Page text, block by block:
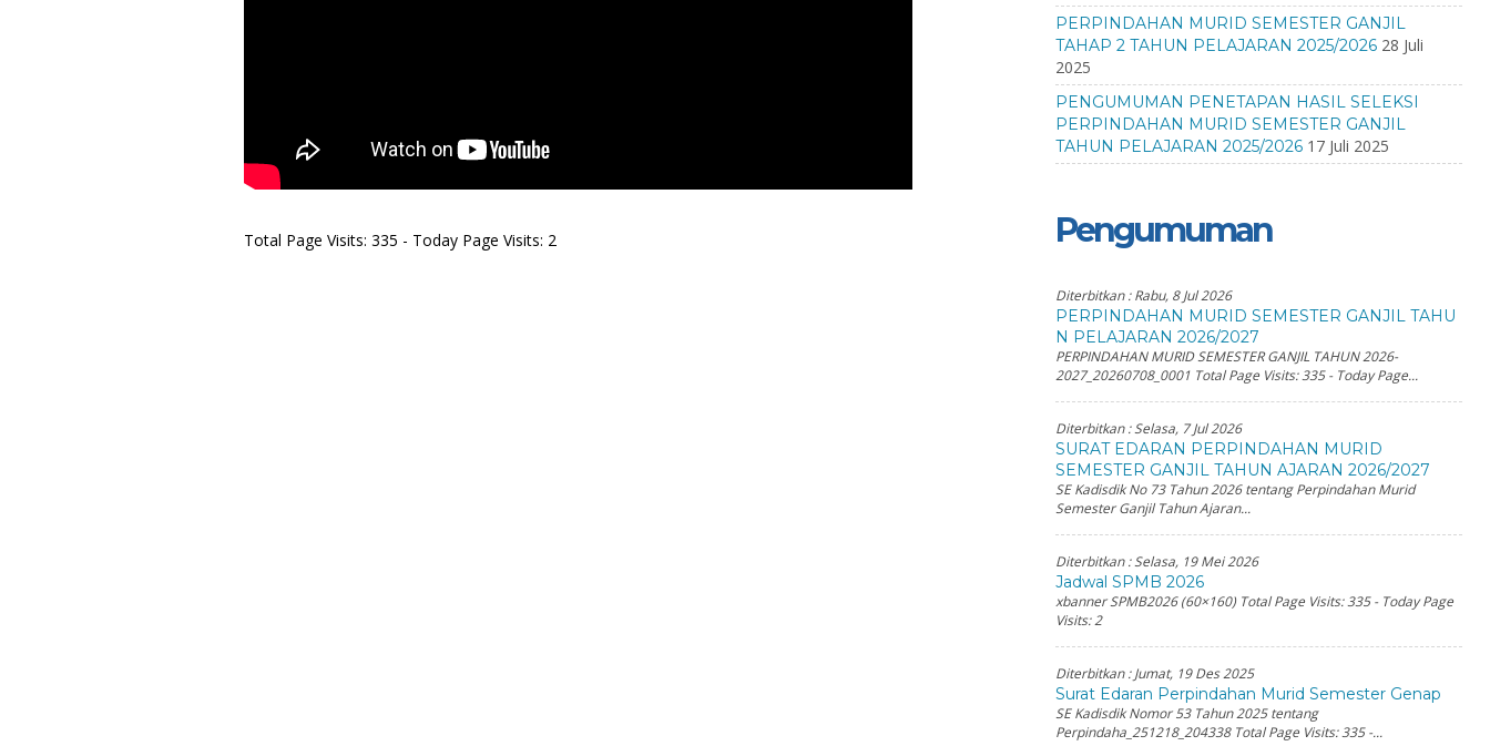
Total Page Visits: 335 - Today Page Visits: 2
PERPINDAHAN MURID SEMESTER GANJIL
TAHAP 2 TAHUN PELAJARAN 2025/2026 28 Juli
2025
PENGUMUMAN PENETAPAN HASIL SELEKSI
PERPINDAHAN MURID SEMESTER GANJIL
TAHUN PELAJARAN 2025/2026 17 Juli 2025
Pengumuman
Diterbitkan :Rabu, 8 Jul 2026
PERPINDAHAN MURID SEMESTER GANJIL TAHU
N PELAJARAN 2026/2027
PERPINDAHAN MURID SEMESTER GANJIL TAHUN 2026-
2027_20260708_0001 Total Page Visits: 335 - Today Page...
Diterbitkan :Selasa, 7 Jul 2026
SURAT EDARAN PERPINDAHAN MURID
SEMESTER GANJIL TAHUN AJARAN 2026/2027
SE Kadisdik No 73 Tahun 2026 tentang Perpindahan Murid
Semester Ganjil Tahun Ajaran...
Diterbitkan :Selasa, 19 Mei 2026
Jadwal SPMB 2026
xbanner SPMB2026 (60×160) Total Page Visits: 335 - Today Page
Visits: 2
Diterbitkan :Jumat, 19 Des 2025
Surat Edaran Perpindahan Murid Semester Genap
SE Kadisdik Nomor 53 Tahun 2025 tentang
Perpindaha_251218_204338 Total Page Visits: 335 -...